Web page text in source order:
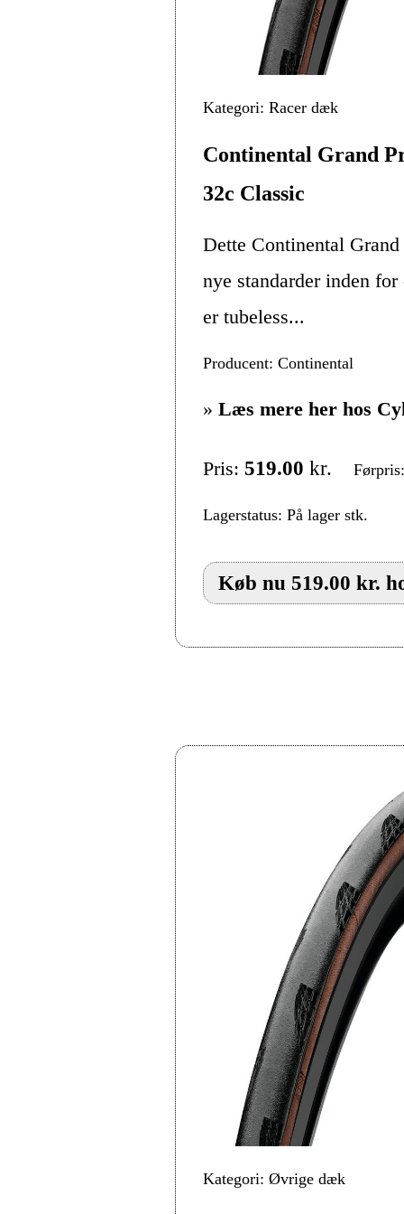
Kategori: Racer dæk
Continental Grand
32c Classic
Dette Continental
nye standarder inden
er tubeless...
Producent: Continental
» Læs mere her hos
Pris: 519.00 kr.
Lagerstatus: På lager stk.
Køb nu 519.00 kr.
Kategori: Øvrige dæk